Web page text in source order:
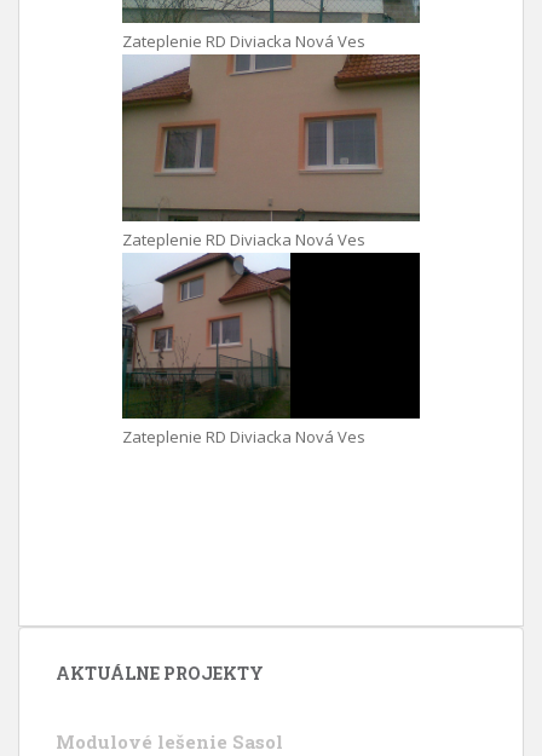
Zateplenie RD Diviacka Nová Ves
Zateplenie RD Diviacka Nová Ves
Zateplenie RD Diviacka Nová Ves
AKTUÁLNE PROJEKTY
Modulové lešenie Sasol